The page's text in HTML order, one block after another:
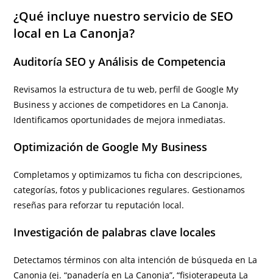
¿Qué incluye nuestro servicio de SEO
local en La Canonja?
Auditoría SEO y Análisis de Competencia
Revisamos la estructura de tu web, perfil de Google My
Business y acciones de competidores en La Canonja.
Identificamos oportunidades de mejora inmediatas.
Optimización de Google My Business
Completamos y optimizamos tu ficha con descripciones,
categorías, fotos y publicaciones regulares. Gestionamos
reseñas para reforzar tu reputación local.
Investigación de palabras clave locales
Detectamos términos con alta intención de búsqueda en La
Canonja (ej. “panadería en La Canonja”, “fisioterapeuta La